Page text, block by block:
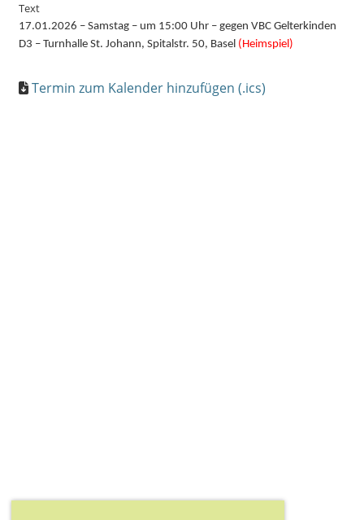
Text
17.01.2026 – Samstag – um 15:00 Uhr – gegen VBC Gelterkinden
D3 – Turnhalle St. Johann, Spitalstr. 50, Basel (Heimspiel)
Termin zum Kalender hinzufügen (.ics)